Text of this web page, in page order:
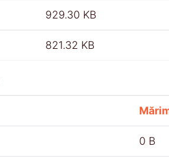
929.30 KB
821.32 KB
0 B